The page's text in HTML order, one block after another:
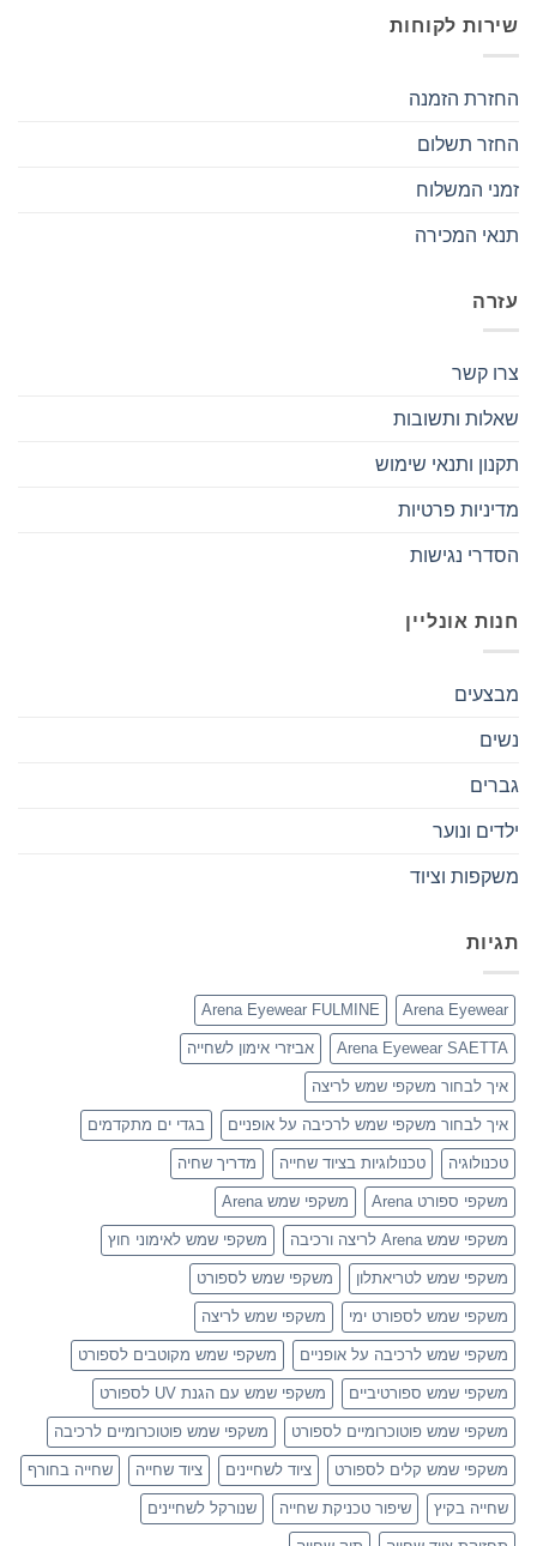
שירות לקוחות
החזרת הזמנה
החזר תשלום
זמני המשלוח
תנאי המכירה
עזרה
צרו קשר
שאלות ותשובות
תקנון ותנאי שימוש
מדיניות פרטיות
הסדרי נגישות
חנות אונליין
מבצעים
נשים
גברים
ילדים ונוער
משקפות וציוד
תגיות
Arena Eyewear
Arena Eyewear FULMINE
Arena Eyewear SAETTA אביזרי אימון לשחייה
איך לבחור משקפי שמש לריצה
איך לבחור משקפי שמש לרכיבה על אופניים בגדי ים מתקדמים
טכנולוגיה טכנולוגיות בציוד שחייה מדריך שחיה
משקפי ספורט Arena משקפי שמש Arena
משקפי שמש Arena לריצה ורכיבה משקפי שמש לאימוני חוץ
משקפי שמש לטריאתלון משקפי שמש לספורט
משקפי שמש לספורט ימי משקפי שמש לריצה
משקפי שמש לרכיבה על אופניים משקפי שמש מקוטבים לספורט
משקפי שמש ספורטיביים משקפי שמש עם הגנת UV לספורט
משקפי שמש פוטוכרומיים לספורט משקפי שמש פוטוכרומיים לרכיבה
משקפי שמש קלים לספורט ציוד לשחיינים ציוד שחייה שחייה בחורף
שחייה בקיץ שיפור טכניקת שחייה שנורקל לשחיינים